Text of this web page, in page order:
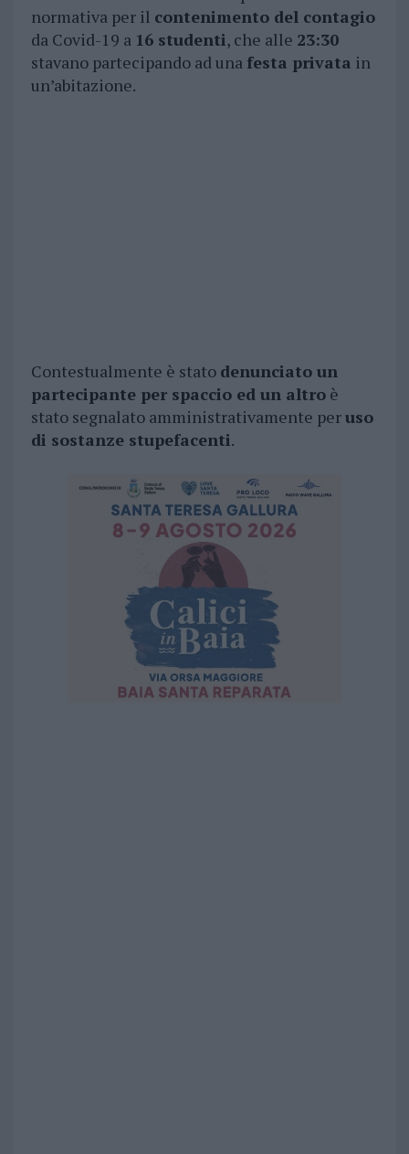
normativa per il contenimento del contagio
da Covid-19 a 16 studenti, che alle 23:30
stavano partecipando ad una festa privata in
un’abitazione.
Contestualmente è stato denunciato un
partecipante per spaccio ed un altroè
stato segnalato amministrativamente peruso
di sostanze stupefacenti.